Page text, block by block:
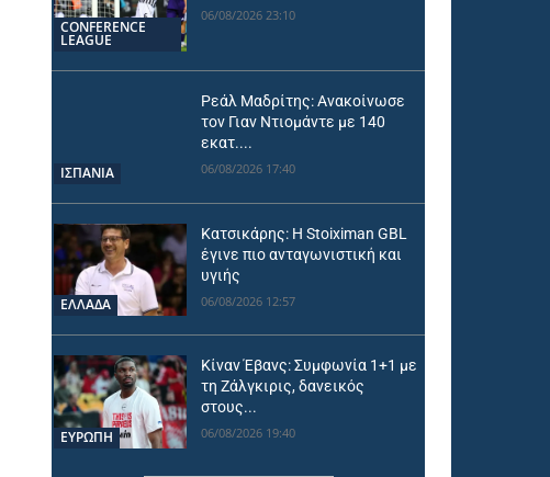
CONFERENCE
LEAGUE
06/08/2026 23:10
ΙΣΠΑΝΙΑ
Ρεάλ Μαδρίτης: Ανακοίνωσε
τον Γιαν Ντιομάντε με 140
εκατ....
06/08/2026 17:40
ΕΛΛΑΔΑ
Κατσικάρης: Η Stoiximan GBL
έγινε πιο ανταγωνιστική και
υγιής
06/08/2026 12:57
ΕΥΡΩΠΗ
Κίναν Έβανς: Συμφωνία 1+1 με
τη Ζάλγκιρις, δανεικός
στους...
06/08/2026 19:40